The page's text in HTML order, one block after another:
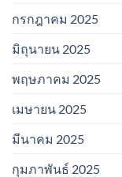
กรกฎาคม 2025
มิถุนายน 2025
พฤษภาคม 2025
เมษายน 2025
มีนาคม 2025
กุมภาพันธ์ 2025